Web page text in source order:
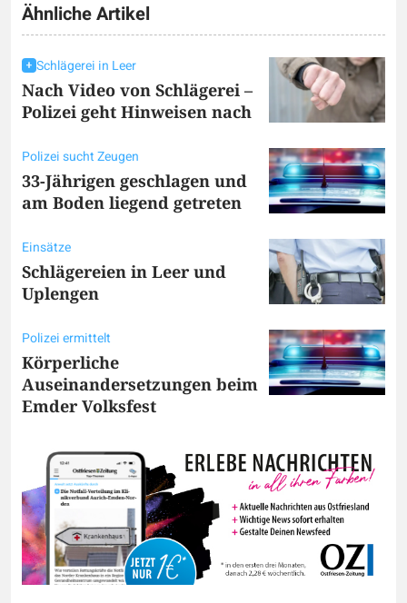
Ähnliche Artikel
Schlägerei in Leer
Nach Video von Schlägerei –
Polizei geht Hinweisen nach
Polizei sucht Zeugen
33-Jährigen geschlagen und
am Boden liegend getreten
Einsätze
Schlägereien in Leer und
Uplengen
Polizei ermittelt
Körperliche
Auseinandersetzungen beim
Emder Volksfest